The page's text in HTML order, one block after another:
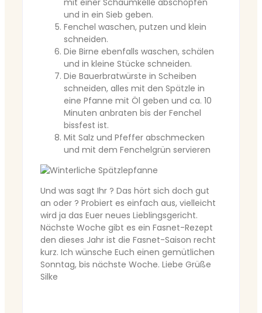
mit einer Schaumkelle abschöpfen
und in ein Sieb geben.
Fenchel waschen, putzen und klein
schneiden.
Die Birne ebenfalls waschen, schälen
und in kleine Stücke schneiden.
Die Bauerbratwürste in Scheiben
schneiden, alles mit den Spätzle in
eine Pfanne mit Öl geben und ca. 10
Minuten anbraten bis der Fenchel
bissfest ist.
Mit Salz und Pfeffer abschmecken
und mit dem Fenchelgrün servieren
Und was sagt Ihr ? Das hört sich doch gut
an oder ? Probiert es einfach aus, vielleicht
wird ja das Euer neues Lieblingsgericht.
Nächste Woche gibt es ein Fasnet-Rezept
den dieses Jahr ist die Fasnet-Saison recht
kurz. Ich wünsche Euch einen gemütlichen
Sonntag, bis nächste Woche. Liebe Grüße
Silke